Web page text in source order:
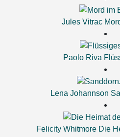
Jules Vitrac
Paolo Riva
Lena Johannson
Felicity Whitmore Die